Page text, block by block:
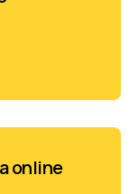
online